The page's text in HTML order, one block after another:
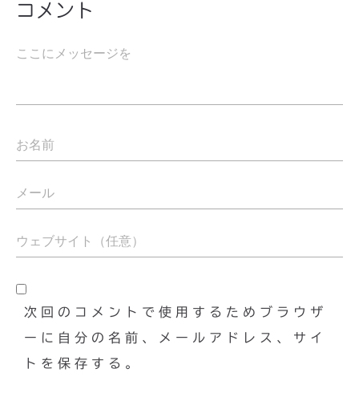
コメント
次回のコメントで使用するためブラウザ
ーに自分の名前、メールアドレス、サイ
トを保存する。